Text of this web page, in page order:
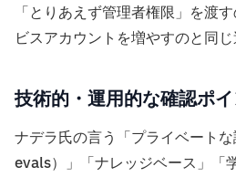
「とりあえず管理者権限」を渡
ビスアカウントを増やすのと同じ
技術的・運用的な確認ポイ
ナデラ氏の言う「プライベート
evals）」「ナレッジベース」「